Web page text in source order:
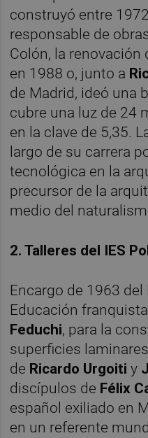
construyó entre
responsable de
Colón, la renovación
en 1988 o, junto a
de Madrid, ideó una
cubre una luz de 24
en la clave de 5,35.
largo de su carrera
tecnológica en la
precursor de la
medio del
2. Talleres del IES
Encargo de 1963
Educación
Feduchi, para la
superficies
de Ricardo Urgoiti y
discípulos de Félix
español exiliado en
en un referente